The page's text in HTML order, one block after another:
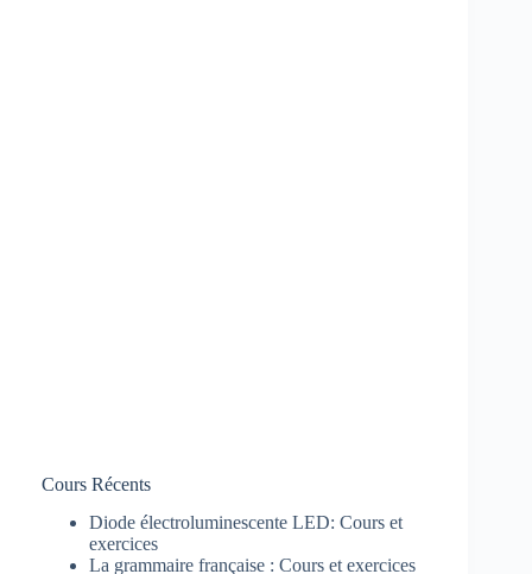
Cours Récents
Diode électroluminescente LED: Cours et
exercices
La grammaire française : Cours et exercices